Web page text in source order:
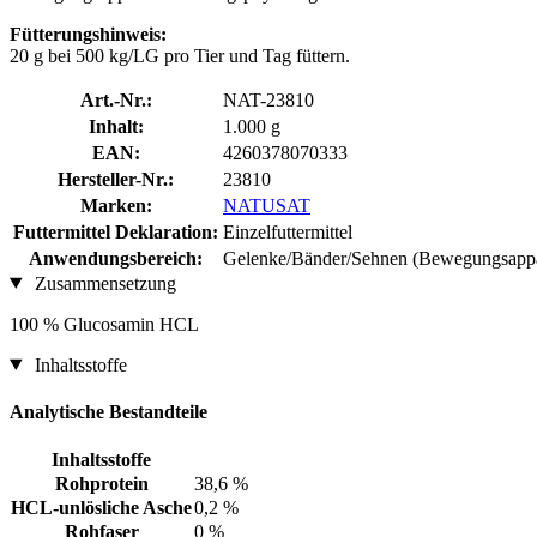
Fütterungshinweis:
20 g bei 500 kg/LG pro Tier und Tag füttern.
Art.-Nr.:
NAT-23810
Inhalt:
1.000 g
EAN:
4260378070333
Hersteller-Nr.:
23810
Marken:
NATUSAT
Futtermittel Deklaration: Einzelfuttermittel
Anwendungsbereich:
Gelenke/Bänder/Sehnen
Zusammensetzung
100 % Glucosamin HCL
Inhaltsstoffe
Analytische Bestandteile
Inhaltsstoffe
Rohprotein
38,6 %
HCL-unlösliche Asche0,2 %
Rohfaser
0 %